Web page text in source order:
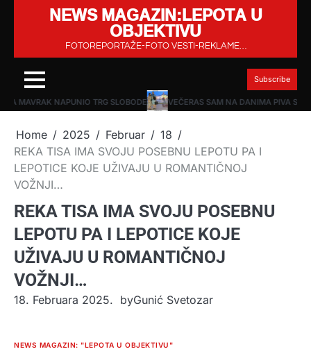
NEWS MAGAZIN:LEPOTA U
OBJEKTIVU
FOTOREPORTAŽE-FOTO VESTI-REKLAME…
Subscribe
MAVRAK NAPUNIO TRG SLOBODE VEČERAS SAM NA DANIMA PIVA
Home 2025 Februar
18
REKA TISA IMA SVOJU POSEBNU LEPOTU PA I
LEPOTICE KOJE UŽIVAJU U ROMANTIČNOJ
VOŽNJI…
REKA TISA IMA SVOJU POSEBNU
LEPOTU PA I LEPOTICE KOJE
UŽIVAJU U ROMANTIČNOJ
VOŽNJI…
18. Februara 2025. byGunić Svetozar
NEWS MAGAZIN: "LEPOTA U OBJEKTIVU"